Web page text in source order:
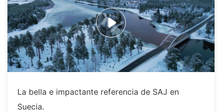
La bella e impactante referencia de SAJ en
Suecia.